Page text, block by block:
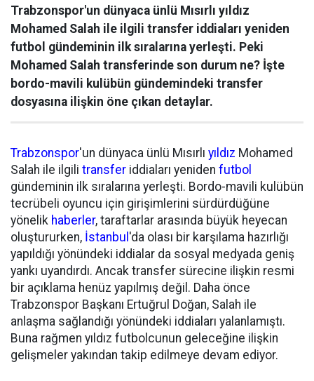
Trabzonspor'un dünyaca ünlü Mısırlı yıldız
Mohamed Salah ile ilgili transfer iddiaları yeniden
futbol gündeminin ilk sıralarına yerleşti. Peki
Mohamed Salah transferinde son durum ne? İşte
bordo-mavili kulübün gündemindeki transfer
dosyasına ilişkin öne çıkan detaylar.
Trabzonspor'un dünyaca ünlü Mısırlı yıldız Mohamed
Salah ile ilgili transfer iddiaları yeniden futbol
gündeminin ilk sıralarına yerleşti. Bordo-mavili kulübün
tecrübeli oyuncu için girişimlerini sürdürdüğüne
yönelik haberler, taraftarlar arasında büyük heyecan
oluştururken, İstanbul 'da olası bir karşılama hazırlığı
yapıldığı yönündeki iddialar da sosyal medyada geniş
yankı uyandırdı. Ancak transfer sürecine ilişkin resmi
bir açıklama henüz yapılmış değil. Daha önce
Trabzonspor Başkanı Ertuğrul Doğan, Salah ile
anlaşma sağlandığı yönündeki iddiaları yalanlamıştı.
Buna rağmen yıldız futbolcunun geleceğine ilişkin
gelişmeler yakından takip edilmeye devam ediyor.